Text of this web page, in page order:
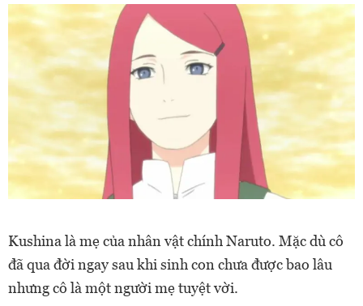
Kushina là mẹ của nhân vật chính Naruto. Mặc dù cô
đã qua đời ngay sau khi sinh con chưa được bao lâu
nhưng cô là một người mẹ tuyệt vời.